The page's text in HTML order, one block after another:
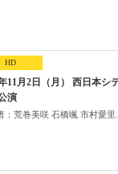
HD
11月2日（月） 西日本シ
演
：荒巻美咲 石橋颯 市村愛里...